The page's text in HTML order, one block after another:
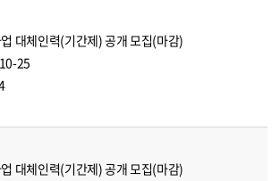
대체인력(기간제) 공개 모집(마감)
25
대체인력(기간제) 공개 모집(마감)